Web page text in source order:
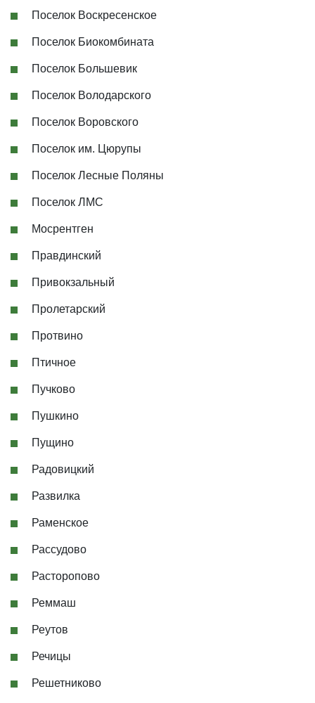
Поселок Воскресенское
Поселок Биокомбината
Поселок Большевик
Поселок Володарского
Поселок Воровского
Поселок им. Цюрупы
Поселок Лесные Поляны
Поселок ЛМС
Мосрентген
Правдинский
Привокзальный
Пролетарский
Протвино
Птичное
Пучково
Пушкино
Пущино
Радовицкий
Развилка
Раменское
Рассудово
Расторопово
Реммаш
Реутов
Речицы
Решетниково